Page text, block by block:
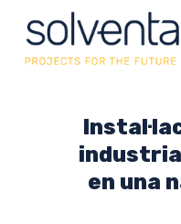
en una